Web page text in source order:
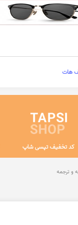
هات
کد تخفیف تپسی شاپ
و ترجمه